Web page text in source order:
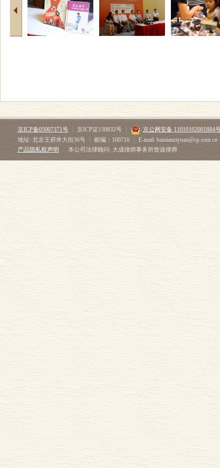
京ICP备05007371号 京ICP证150832号
京公网安备 11010102001884
地址: 北京王府井大街36号
邮编：100710
E-mail: bainianziyuan@cp.com.cn
产品隐私权声明
本公司法律顾问: 大成律师事务所曾波律师